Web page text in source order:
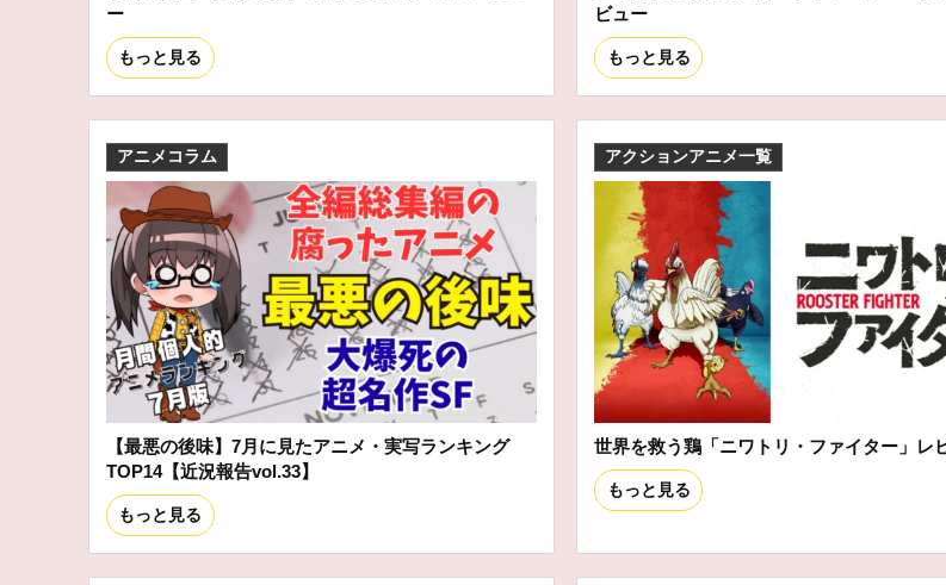
ー
もっと見る
ビュー
もっと見る
アニメコラム
【最悪の後味】7月に見たアニメ・実写ランキング
TOP14【近況報告vol.33】
もっと見る
アクションアニメ一覧
世界を救う鶏「ニワトリ・ファイター」レ
もっと見る